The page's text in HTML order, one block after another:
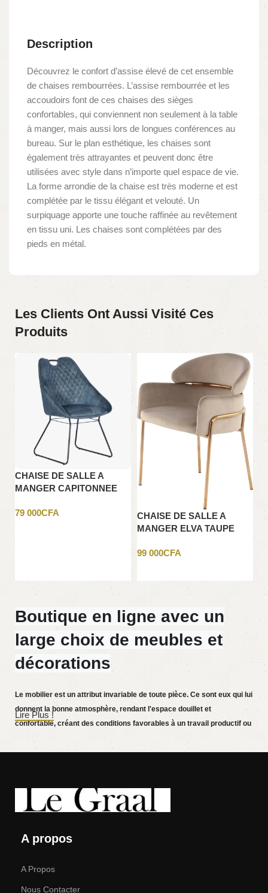
Description
Découvrez le confort d’assise élevé de cet ensemble
de chaises rembourrées. L’assise rembourrée et les
accoudoirs font de ces chaises des sièges
confortables, qui conviennent non seulement à la table
à manger, mais aussi lors de longues conférences au
bureau. Sur le plan esthétique, les chaises sont
également très attrayantes et peuvent donc être
utilisées avec style dans n’importe quel espace de vie.
La forme arrondie de la chaise est très moderne et est
complétée par le tissu élégant et velouté. Un
surpiquage apporte une touche raffinée au revêtement
en tissu uni. Les chaises sont complétées par des
pieds en métal.
Les Clients Ont Aussi Visité Ces
Produits
CHAISE DE SALLE A
MANGER CAPITONNEE
NOIRE
79 000CFA
CHAISE DE SALLE A
MANGER ELVA TAUPE
99 000CFA
Boutique en ligne avec un
large choix de meubles et
décorations
Le mobilier est un attribut invariable de toute pièce. Ce sont eux qui lui
donnent la bonne atmosphère, rendant l'espace douillet et
confortable, créant des conditions favorables à un travail productif ou
aidant à se détendre après une dure journée. De plus en plus souvent,
les clients souhaitent passer une commande dans une boutique en
sereinement les meubles qui vous plaisent. La boutique en ligne
propose un large catalogue de meubles : des meubles de maison et
Lire Plus !
A propos
A Propos
Nous Contacter